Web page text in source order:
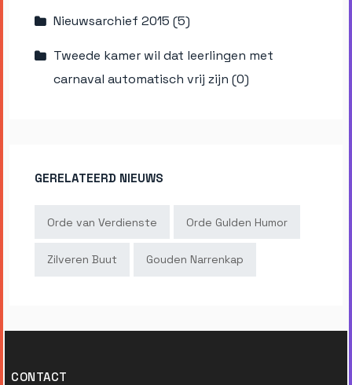
Nieuwsarchief 2015 (5)
Tweede kamer wil dat leerlingen met
carnaval automatisch vrij zijn (0)
GERELATEERD NIEUWS
Orde van Verdienste Orde Gulden Humor
Zilveren Buut Gouden Narrenkap
CONTACT